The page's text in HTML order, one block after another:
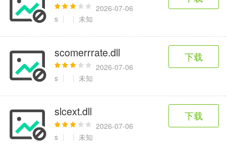
2026-07-06
s
未知
scomerrrate.dll
2026-07-06
s
未知
下载
slcext.dll
2026-07-06
s
未知
下载